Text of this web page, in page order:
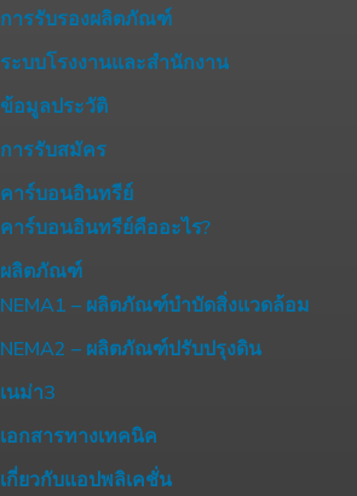
การรับรองผลิตภัณฑ์
ระบบโรงงานและสำนักงาน
ข้อมูลประวัติ
การรับสมัคร
คาร์บอนอินทรีย์
คาร์บอนอินทรีย์คืออะไร?
ผลิตภัณฑ์
NEMA1 – ผลิตภัณฑ์บำบัดสิ่งแวดล้อม
NEMA2 – ผลิตภัณฑ์ปรับปรุงดิน
เนม่า3
เอกสารทางเทคนิค
เกี่ยวกับแอปพลิเคชั่น